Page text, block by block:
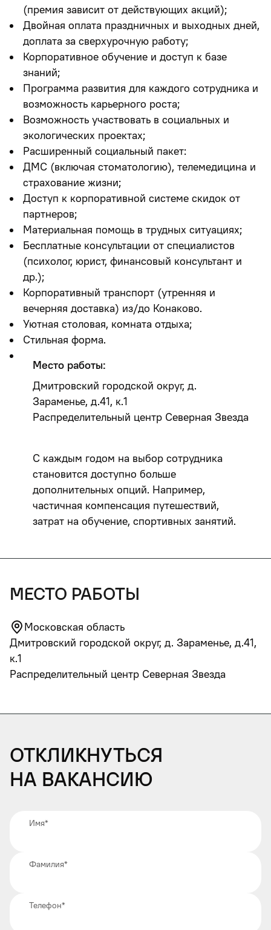
(премия зависит от действующих акций);
Двойная оплата праздничных и выходных дней,
доплата за сверхурочную работу;
Корпоративное обучение и доступ к базе
знаний;
Программа развития для каждого сотрудника и
возможность карьерного роста;
Возможность участвовать в социальных и
экологических проектах;
Расширенный социальный пакет:
ДМС (включая стоматологию), телемедицина и
страхование жизни;
Доступ к корпоративной системе скидок от
партнеров;
Материальная помощь в трудных ситуациях;
Бесплатные консультации от специалистов
(психолог, юрист, финансовый консультант и
др.);
Корпоративный транспорт (утренняя и
вечерняя доставка) из/до Конаково.
Уютная столовая, комната отдыха;
Стильная форма.
Место работы:
Дмитровский городской округ, д.
Зараменье, д.41, к.1
Распределительный центр Северная Звезда
С каждым годом на выбор сотрудника
становится доступно больше
дополнительных опций. Например,
частичная компенсация путешествий,
затрат на обучение, спортивных занятий.
место работы
Московская область
Дмитровский городской округ, д. Зараменье, д.41,
к.1
Распределительный центр Северная Звезда
Откликнуться
на вакансию
Имя*
Фамилия*
Телефон*